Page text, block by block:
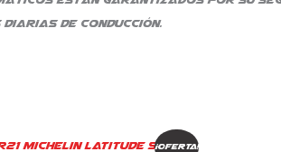
de conducción.
¡Oferta!
El
El